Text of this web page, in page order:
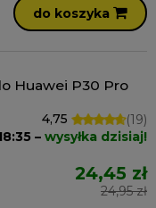
do koszyka
Huawei P30 Pro
4,75
(19)
– wysyłka dzisiaj!
24,45 zł
24,95 zł